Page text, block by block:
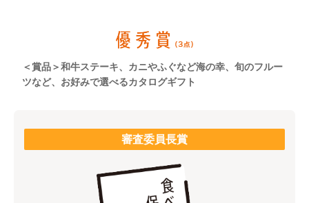
＜賞品＞和牛ステーキ、カニやふぐなど海の幸、旬のフルー
ツなど、お好みで選べるカタログギフト
審査委員長賞